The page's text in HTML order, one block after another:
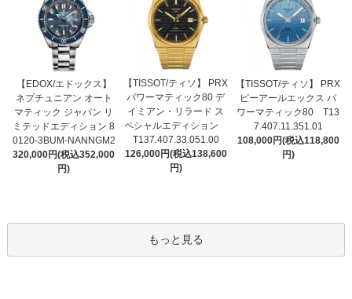
【EDOX/エドックス】
ネプチュニアン オート
マティック ジャパン リ
ミテッドエディション 8
0120-3BUM-NANNGM2
320,000円(税込352,000
円)
【TISSOT/ティソ】 PRX
パワーマティック80 デ
イミアン・リラード ス
ペシャルエディション
T137.407.33.051.00
126,000円(税込138,600
円)
【TISSOT/ティソ】 PRX
ピーアールエックス パ
ワーマティック80 T13
7.407.11.351.01
108,000円(税込118,800
円)
もっと見る